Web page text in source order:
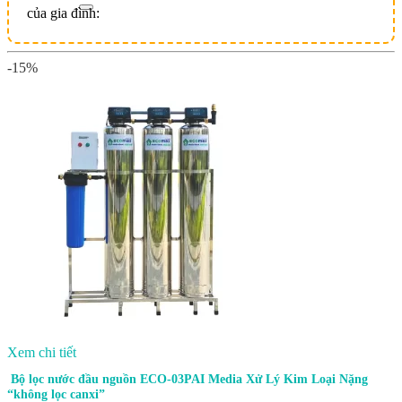
của gia đình:
-15%
Xem chi tiết
Bộ lọc nước đầu nguồn ECO-03PAI Media Xử Lý Kim Loại Nặng
“không lọc canxi”